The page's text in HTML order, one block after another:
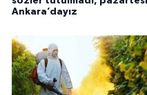
Ankara’dayız